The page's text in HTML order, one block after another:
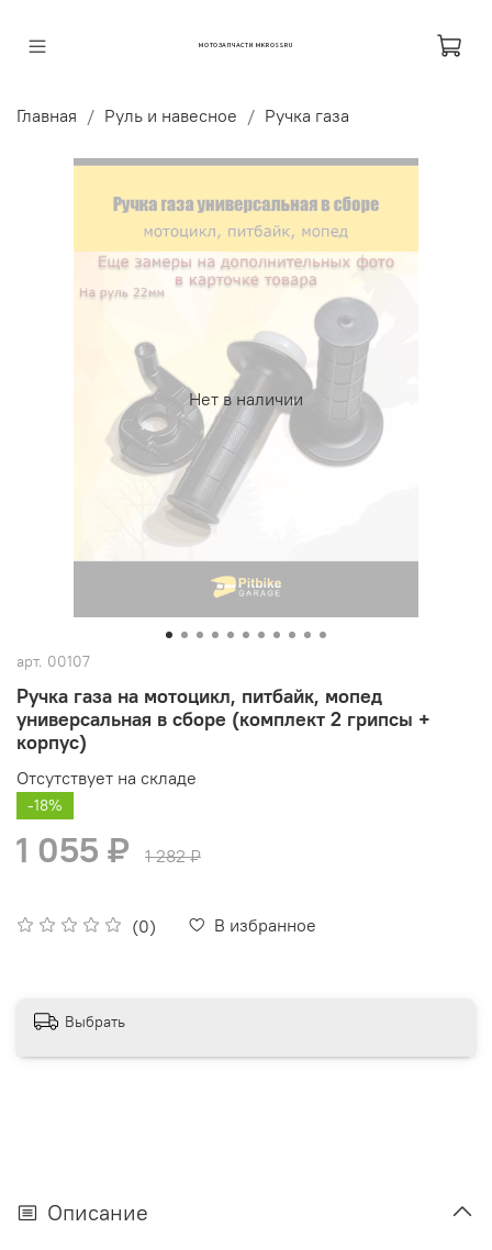
МОТОЗАПЧАСТИ MKROSS.RU
Главная Руль и навесное Ручка газа
Нет в наличии
арт. 00107
Ручка газа на мотоцикл, питбайк, мопед
универсальная в сборе (комплект 2 грипсы +
корпус)
(0) В избранное
Отсутствует на складе
-18%
1 055 ₽ 1 282 ₽
Выбрать
Описание